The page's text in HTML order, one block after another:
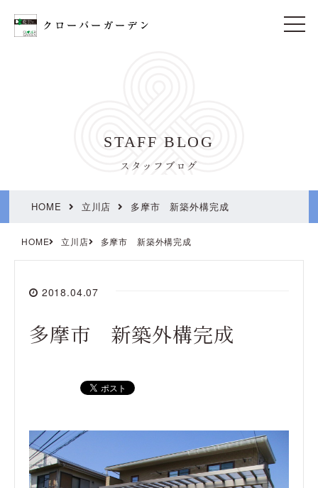
t
STAFF BLOG
スタッフブログ
HOME 立川店 多摩市 新築外構完成
HOME 立川店 多摩市 新築外構完成
2018.04.07
多摩市 新築外構完成